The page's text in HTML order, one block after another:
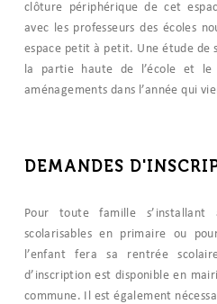
clôture périphérique de cet
avec les professeurs des écoles
espace petit à petit. Une étude de
la partie haute de l’école et
aménagements dans l’année qui
DEMANDES
Pour toute famille
scolarisables en primaire ou
l’enfant fera sa rentrée
d’inscription est disponible en
commune. Il est également